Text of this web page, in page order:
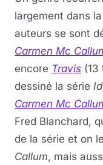
largement dans
auteurs se sont
Carmen Mc
encore Travis (13
dessiné la série
Carmen Mc
Fred Blanchard,
de la série et on
Callum, mais